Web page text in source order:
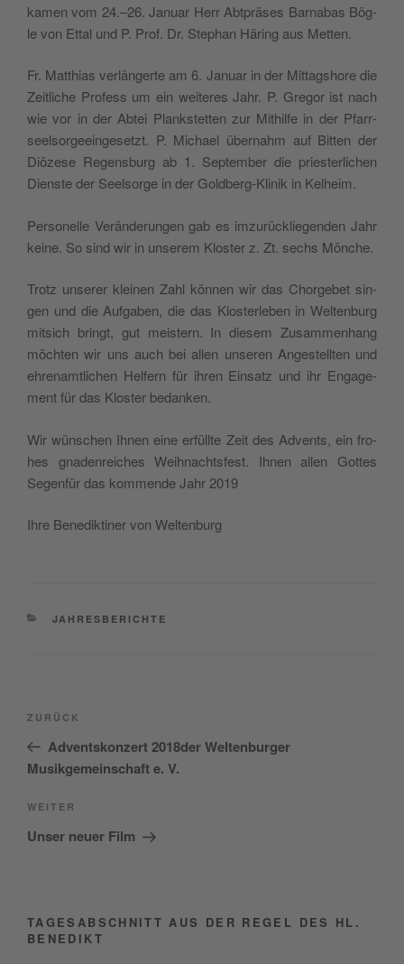
kamen vom 24.–26. Janu­ar Herr Abt­prä­ses Bar­na­bas Bög­
le von Ettal und P. Prof. Dr. Ste­phan Här­ing aus Metten.
Fr. Mat­thi­as ver­län­ger­te am 6. Janu­ar in der Mit­tagshore die
Zeit­li­che Pro­fess um ein wei­te­res Jahr. P. Gre­gor ist nach
wie vor in der Abtei Plank­stet­ten zur Mit­hil­fe in der Pfarr­
seel­sor­ge­ein­ge­setzt. P. Micha­el über­nahm auf Bit­ten der
Diö­ze­se Regens­burg ab 1. Sep­tem­ber die pries­ter­li­chen
Diens­te der Seel­sor­ge in der Gold­berg-Kli­nik in Kelheim.
Per­so­nel­le Ver­än­de­run­gen gab es imzu­rück­lie­gen­den Jahr
kei­ne. So sind wir in unse­rem Klos­ter z. Zt. sechs Mönche.
Trotz unse­rer klei­nen Zahl kön­nen wir das Chor­ge­bet sin­
gen und die Auf­ga­ben, die das Klos­ter­le­ben in Wel­ten­burg
mit­sich bringt, gut meis­tern. In die­sem Zusam­men­hang
möch­ten wir uns auch bei allen unse­ren Ange­stell­ten und
ehren­amt­li­chen Hel­fern für ihren Ein­satz und ihr Enga­ge­
ment für das Klos­ter bedanken.
Wir wün­schen Ihnen eine erfüll­te Zeit des Advents, ein fro­
hes gna­den­rei­ches Weih­nachts­fest. Ihnen allen Got­tes
Segen­für das kom­men­de Jahr 2019
Ihre Bene­dik­ti­ner von Weltenburg
KATEGORIEN
JAHRESBERICHTE
Beitragsnavigation
Vorheriger
Beitrag
ZURÜCK
Adventskonzert 2018der Weltenburger
Musikgemeinschaft e. V.
Nächster
Beitrag
WEITER
Unser neuer Film
TAGESABSCHNITT AUS DER REGEL DES HL.
BENEDIKT